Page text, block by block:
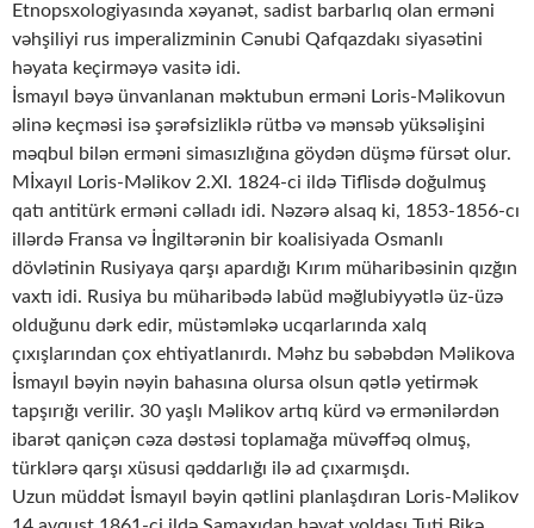
Etnopsxologiyasında xəyanət, sadist barbarlıq olan erməni
vəhşiliyi rus imperalizminin Cənubi Qafqazdakı siyasətini
həyata keçirməyə vasitə idi.
İsmayıl bəyə ünvanlanan məktubun erməni Loris-Məlikovun
əlinə keçməsi isə şərəfsizliklə rütbə və mənsəb yüksəlişini
məqbul bilən erməni simasızlığına göydən düşmə fürsət olur.
Mİxayıl Loris-Məlikov 2.XI. 1824-ci ildə Tiflisdə doğulmuş
qatı antitürk erməni cəlladı idi. Nəzərə alsaq ki, 1853-1856-cı
illərdə Fransa və İngiltərənin bir koalisiyada Osmanlı
dövlətinin Rusiyaya qarşı apardığı Kırım müharibəsinin qızğın
vaxtı idi. Rusiya bu müharibədə labüd məğlubiyyətlə üz-üzə
olduğunu dərk edir, müstəmləkə ucqarlarında xalq
çıxışlarından çox ehtiyatlanırdı. Məhz bu səbəbdən Məlikova
İsmayıl bəyin nəyin bahasına olursa olsun qətlə yetirmək
tapşırığı verilir. 30 yaşlı Məlikov artıq kürd və ermənilərdən
ibarət qaniçən cəza dəstəsi toplamağa müvəffəq olmuş,
türklərə qarşı xüsusi qəddarlığı ilə ad çıxarmışdı.
Uzun müddət İsmayıl bəyin qətlini planlaşdıran Loris-Məlikov